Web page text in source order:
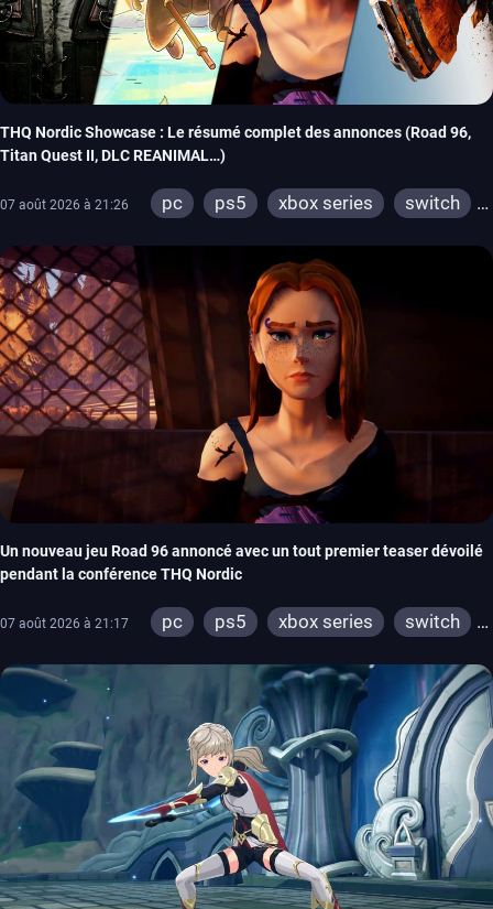
THQ Nordic Showcase : Le résumé complet des annonces (Road 96,
Titan Quest II, DLC REANIMAL…)
07 août 2026 à 21:26 pc ps5 xbox series
switch
Un nouveau jeu Road 96 annoncé avec un tout premier teaser dévoilé
pendant la conférence THQ Nordic
07 août 2026 à 21:17 pc ps5 xbox series
switch